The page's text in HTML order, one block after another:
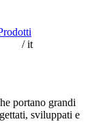
/it
portano grandi
sviluppati e